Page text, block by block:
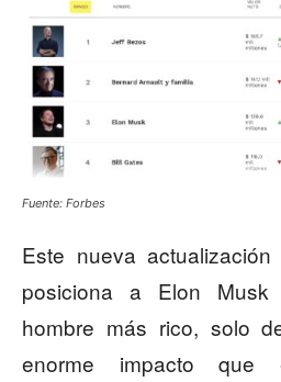
Fuente: Forbes
Este nueva
posiciona a Elon
hombre más rico, solo
enorme impacto que